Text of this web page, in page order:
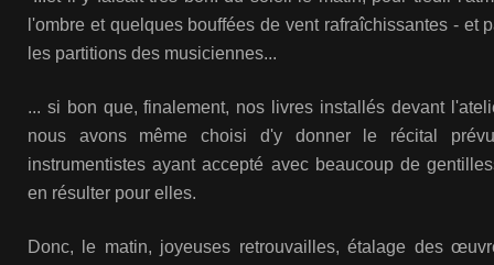
l'ombre et quelques bouffées de vent rafraîchissantes - et
les partitions des musiciennes...
... si bon que, finalement, nos livres installés devant
nous avons même choisi d'y donner le récital
instrumentistes ayant accepté avec beaucoup de
en résulter pour elles.
Donc, le matin, joyeuses retrouvailles, étalage des